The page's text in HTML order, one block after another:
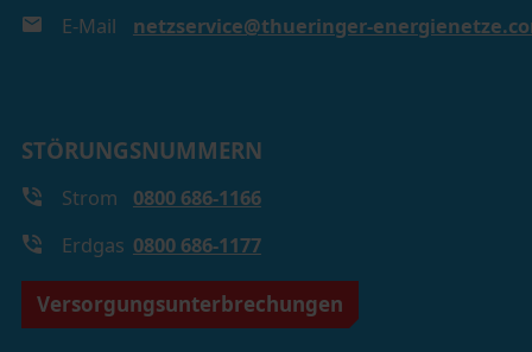
E-Mail
netzservice@thueringer-
STÖRUNGSNUMMERN
Strom
0800 686-1166
Erdgas 0800 686-1177
Versorgungsunterbrechungen